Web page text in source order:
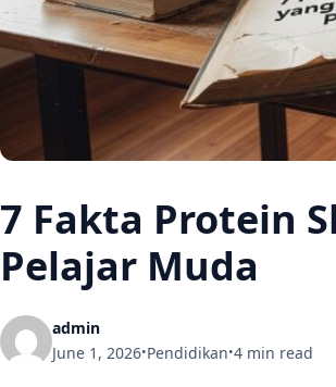
7 Fakta Protein
Pelajar Muda
admin
June 1, 2026•Pendidikan•4 min read